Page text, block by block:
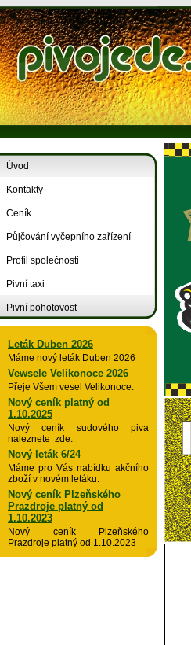
Úvod
Kontakty
Ceník
Půjčování vyčepního zařízení
Profil společnosti
Pivní taxi
Pivní pohotovost
Leták Duben 2026
Máme nový leták Duben 2026
Vewsele Velikonoce 2026
Přeje Všem vesel Velikonoce.
Nový ceník platný od
1.10.2025
Nový ceník sudového piva
naleznete zde.
Nový leták 6/24
Máme pro Vás nabídku akčního
zboží v novém letáku.
Nový ceník Plzeňského
Prazdroje platný od
1.10.2023
Nový ceník Plzeňského
Prazdroje platný od 1.10.2023